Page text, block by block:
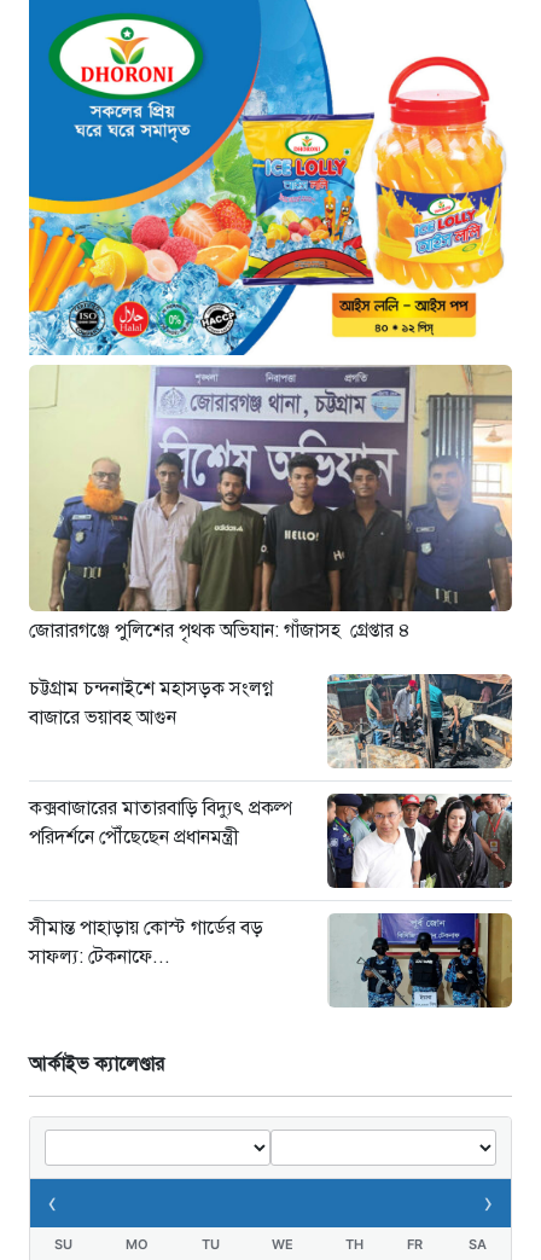
মনোনয়নপত্র সংগ্রহ”
২ ঘণ্টা আগে
যুক্তরাষ্ট্রের সামনে ইরানের ৬ শর্ত:
তবেই খুলবে হরমুজ প্রণালি
৩ ঘণ্টা আগে
মহাস্থানগড়ে নির্মাণে স্থিতাবস্থা বজায়
রাখার নির্দেশ, আপিলের অনুমতি পেল
সরকার
৩ ঘণ্টা আগে
কক্সবাজারের মাতারবাড়ি বিদ্যুৎ প্রকল্প
পরিদর্শনে পৌঁছেছেন প্রধানমন্ত্রী
৪ ঘণ্টা আগে
সীমান্ত পাহাড়ায় কোস্ট গার্ডের বড়
সাফল্য: টেকনাফে ৮০ হাজার ইয়াবা
বাজেয়াপ্ত
২০ ঘণ্টা আগে
মাধবপুরে কোটি টাকার ভারতীয়
পণ্যসহ দুই কাভার্ডভ্যান জব্দ
২০ ঘণ্টা আগে
জোরারগঞ্জে পুলিশের পৃথক অভিযান: গাঁজাসহ গ্রেপ্তার ৪
চট্টগ্রাম চন্দনাইশে মহাসড়ক সংলগ্ন
বাজারে ভয়াবহ আগুন
কক্সবাজারের মাতারবাড়ি বিদ্যুৎ প্রকল্প
পরিদর্শনে পৌঁছেছেন প্রধানমন্ত্রী
সীমান্ত পাহাড়ায় কোস্ট গার্ডের বড়
সাফল্য: টেকনাফে...
আর্কাইভ ক্যালেণ্ডার
‹ ›
SU MO TU WE TH FR SA